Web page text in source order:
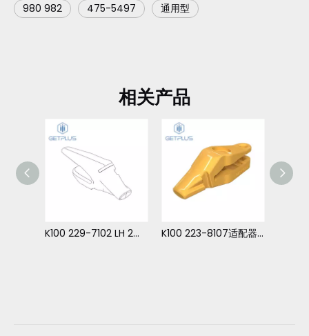
980 982 475-5497 通用型
相关产品
K100 229-7102 LH 2带长寿（ARM）980 982 K100 223-8107适配器上的中心螺栓980 982